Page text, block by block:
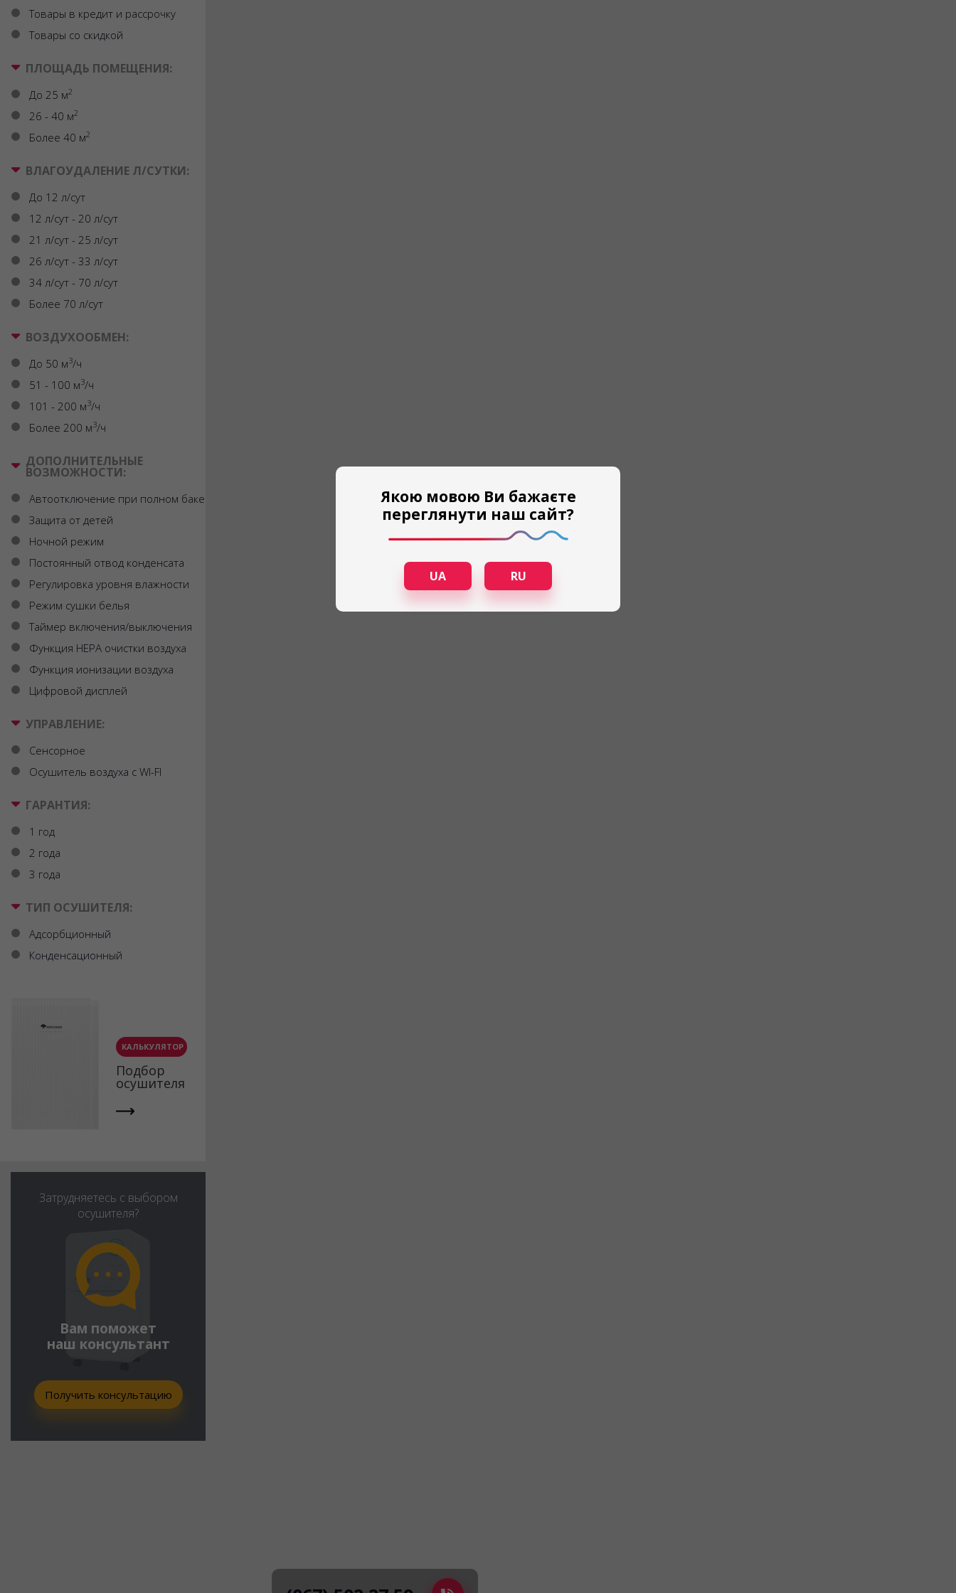
Товары в кредит и рассрочку
Товары со скидкой
ПЛОЩАДЬ ПОМЕЩЕНИЯ:
До 25 м2
26 - 40 м2
Более 40 м2
ВЛАГОУДАЛЕНИЕ Л/СУТКИ:
До 12 л/сут
12 л/сут - 20 л/сут
21 л/сут - 25 л/сут
26 л/сут - 33 л/сут
34 л/сут - 70 л/сут
Более 70 л/сут
ВОЗДУХООБМЕН:
До 50 м3/ч
51 - 100 м3/ч
101 - 200 м3/ч
Более 200 м3/ч
ДОПОЛНИТЕЛЬНЫЕ
ВОЗМОЖНОСТИ:
Автоотключение при полном баке
Защита от детей
Ночной режим
Постоянный отвод конденсата
Регулировка уровня влажности
Режим сушки белья
Таймер включения/выключения
Функция HEPA очистки воздуха
Функция ионизации воздуха
Цифровой дисплей
УПРАВЛЕНИЕ:
Сенсорное
Осушитель воздуха с WI-FI
ГАРАНТИЯ:
1 год
2 года
3 года
ТИП ОСУШИТЕЛЯ:
Адсорбционный
Конденсационный
КАЛЬКУЛЯТОР
Подбор
осушителя
Затрудняетесь с выбором
осушителя?
Вам поможет
наш консультант
Получить консультацию
Якою мовою Ви бажаєте
переглянути наш сайт?
UA RU